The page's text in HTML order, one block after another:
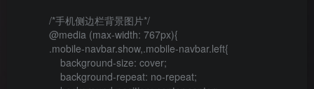
/*手机侧边栏背景图片*/
@media (max-width: 767px){
.mobile-navbar.show,.mobile-navbar.left{